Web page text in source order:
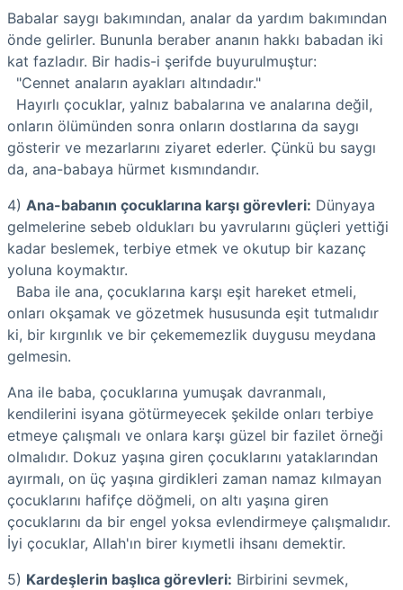
Babalar saygı bakımından, analar da yardım bakımından
önde gelirler. Bununla beraber ananın hakkı babadan iki
kat fazladır. Bir hadis-i şerifde buyurulmuştur:
"Cennet anaların ayakları altındadır."
Hayırlı çocuklar, yalnız babalarına ve analarına değil,
onların ölümünden sonra onların dostlarına da saygı
gösterir ve mezarlarını ziyaret ederler. Çünkü bu saygı
da, ana-babaya hürmet kısmındandır.
4) Ana-babanın çocuklarına karşı görevleri: Dünyaya
gelmelerine sebeb oldukları bu yavrularını güçleri yettiği
kadar beslemek, terbiye etmek ve okutup bir kazanç
yoluna koymaktır.
Baba ile ana, çocuklarına karşı eşit hareket etmeli,
onları okşamak ve gözetmek hususunda eşit tutmalıdır
ki, bir kırgınlık ve bir çekememezlik duygusu meydana
gelmesin.
Ana ile baba, çocuklarına yumuşak davranmalı,
kendilerini isyana götürmeyecek şekilde onları terbiye
etmeye çalışmalı ve onlara karşı güzel bir fazilet örneği
olmalıdır. Dokuz yaşına giren çocuklarını yataklarından
ayırmalı, on üç yaşına girdikleri zaman namaz kılmayan
çocuklarını hafifçe döğmeli, on altı yaşına giren
çocuklarını da bir engel yoksa evlendirmeye çalışmalıdır.
İyi çocuklar, Allah'ın birer kıymetli ihsanı demektir.
5) Kardeşlerin başlıca görevleri: Birbirini sevmek,